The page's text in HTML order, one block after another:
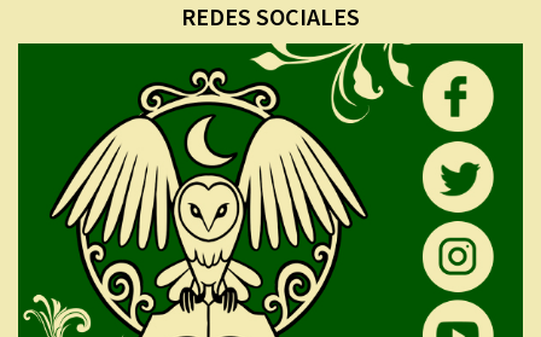
REDES SOCIALES